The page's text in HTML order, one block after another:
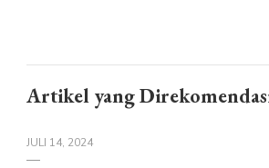
Artikel yang
JULI 14, 2024